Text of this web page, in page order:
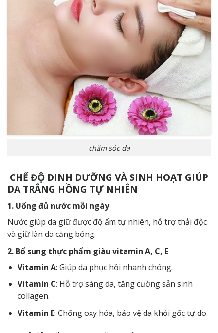
chăm sóc da
CHẾ ĐỘ DINH DƯỠNG VÀ SINH HOẠT GIÚP
DA TRẮNG HỒNG TỰ NHIÊN
1. Uống đủ nước mỗi ngày
Nước giúp da giữ được độ ẩm tự nhiên, hỗ trợ thải độc
và giữ làn da căng bóng.
2. Bổ sung thực phẩm giàu vitamin A, C, E
Vitamin A: Giúp da phục hồi nhanh chóng.
Vitamin C: Hỗ trợ sáng da, tăng cường sản sinh
collagen.
Vitamin E: Chống oxy hóa, bảo vệ da khỏi gốc tự do.